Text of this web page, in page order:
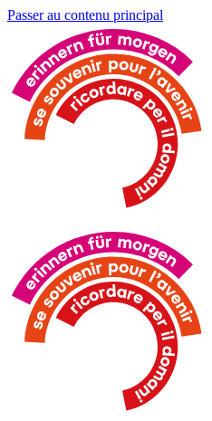
Passer au contenu principal